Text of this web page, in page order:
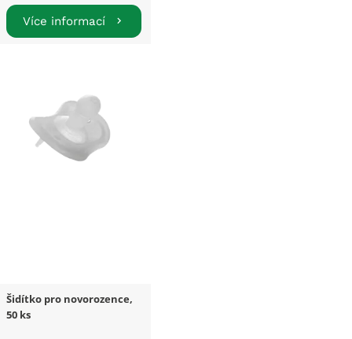
Více informací
Šidítko pro novorozence,
50 ks